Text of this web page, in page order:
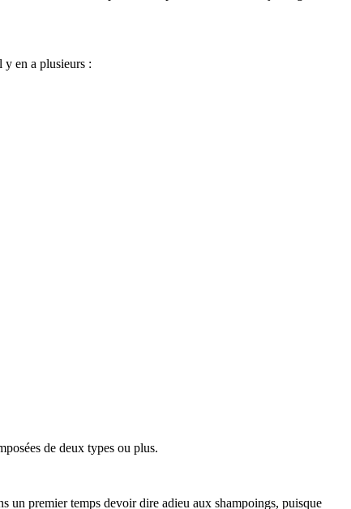
en a plusieurs :
de deux types ou plus.
un premier temps devoir dire adieu aux shampoings, puisque